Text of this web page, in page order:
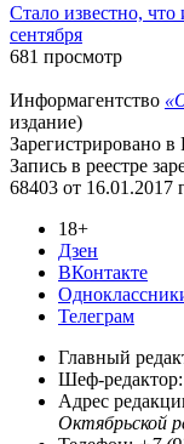
Стало известно,
сентября
681 просмотр
Информагентство
издание)
Зарегистрировано в
Запись в реестре
68403 от 16.01.2017
18+
Дзен
ВКонтакте
Телеграм
Главный
Шеф-редактор:
Адрес
Октябрьской